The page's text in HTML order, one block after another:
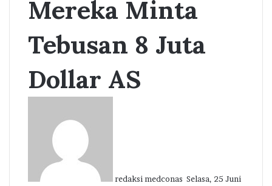
Mereka Minta
Tebusan 8 Juta
Dollar AS
redaksi medconas Selasa, 25 Juni